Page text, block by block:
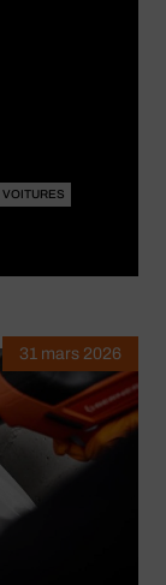
VOITURES
31 mars 2026